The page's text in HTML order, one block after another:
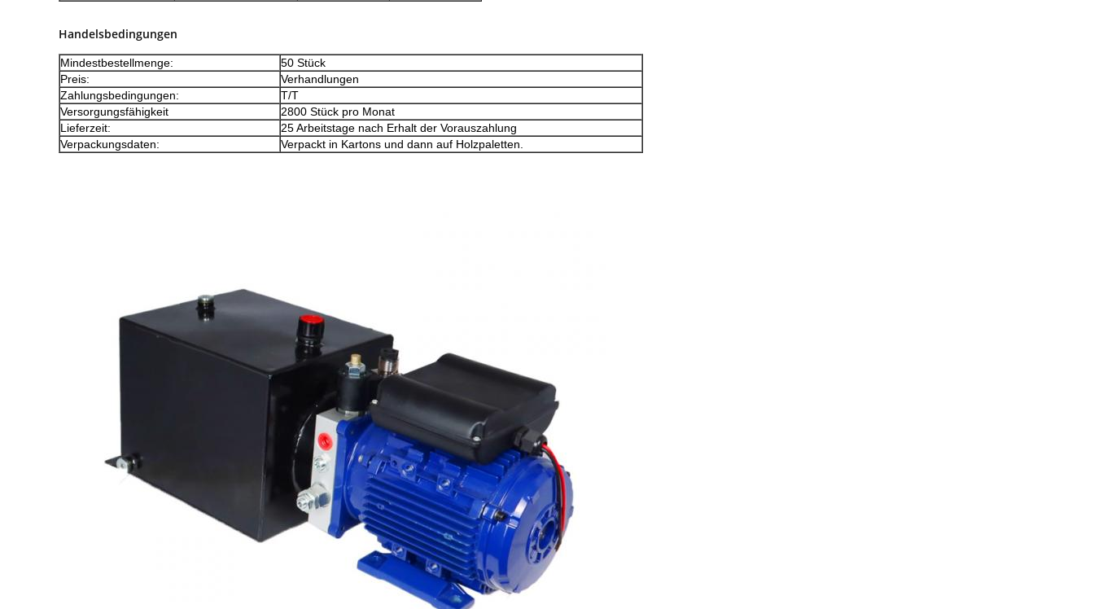
Handelsbedingungen
Mindestbestellmenge:
50 Stück
Preis:
Verhandlungen
Zahlungsbedingungen:
T/T
Versorgungsfähigkeit
2800 Stück pro Monat
Lieferzeit:
25 Arbeitstage nach Erhalt der Vorauszahlung
Verpackungsdaten:
Verpackt in Kartons und dann auf Holzpaletten.